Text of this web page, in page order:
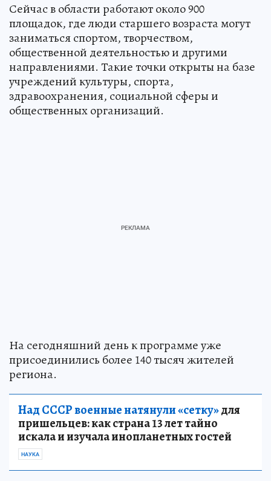
Сейчас в области работают около 900
площадок, где люди старшего возраста могут
заниматься спортом, творчеством,
общественной деятельностью и другими
направлениями. Такие точки открыты на базе
учреждений культуры, спорта,
здравоохранения, социальной сферы и
общественных организаций.
На сегодняшний день к программе уже
присоединились более 140 тысяч жителей
региона.
Над СССР военные натянули «сетку»для
пришельцев: как страна 13 лет тайно
искала и изучала инопланетных гостей
НАУКА